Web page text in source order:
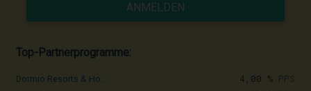
ANMELDEN
Top-Partnerprogramme:
Dormio Resorts & Ho... 4,00 %